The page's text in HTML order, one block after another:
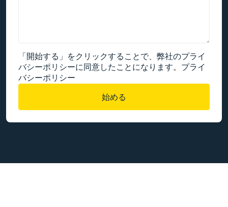
「開始する」をクリックすることで、弊社のプライ
バシーポリシーに同意したことになります。 プライ
バシーポリシー
始める